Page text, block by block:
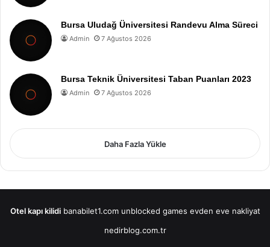
Bursa Uludağ Üniversitesi Randevu Alma Süreci
Admin 7 Ağustos 2026
Bursa Teknik Üniversitesi Taban Puanları 2023
Admin 7 Ağustos 2026
Daha Fazla Yükle
Otel kapı kilidi banabilet1.com unblocked games evden eve nakliyat
nedirblog.com.tr